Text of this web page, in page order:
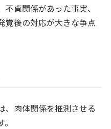
貞関係があった事実、
覚後の対応が大きな争点
、肉体関係を推測させる